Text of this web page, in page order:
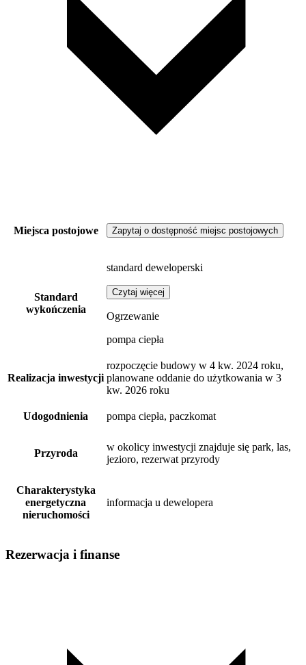
Miejsca postojowe Zapytaj o dostępność miejsc postojowych
Standard
wykończenia
standard deweloperski
Czytaj więcej
Ogrzewanie
pompa ciepła
Realizacja inwestycji
rozpoczęcie budowy w 4 kw. 2024 roku,
planowane oddanie do użytkowania w 3
kw. 2026 roku
Udogodnienia pompa ciepła, paczkomat
Przyroda
w okolicy inwestycji znajduje się park, las,
jezioro, rezerwat przyrody
Charakterystyka
energetyczna
nieruchomości
informacja u dewelopera
Rezerwacja i finanse